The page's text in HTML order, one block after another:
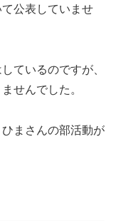
公表していませ
ているのですが、
せんでした。
まさんの部活動が